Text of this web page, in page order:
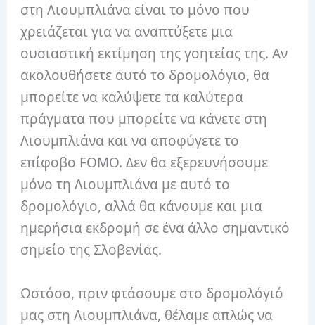
στη Λιουμπλιάνα είναι το μόνο που
χρειάζεται για να αναπτύξετε μια
ουσιαστική εκτίμηση της γοητείας της. Αν
ακολουθήσετε αυτό το δρομολόγιο, θα
μπορείτε να καλύψετε τα καλύτερα
πράγματα που μπορείτε να κάνετε στη
Λιουμπλιάνα και να αποφύγετε το
επίφοβο FOMO. Δεν θα εξερευνήσουμε
μόνο τη Λιουμπλιάνα με αυτό το
δρομολόγιο, αλλά θα κάνουμε και μια
ημερήσια εκδρομή σε ένα άλλο σημαντικό
σημείο της Σλοβενίας.
Ωστόσο, πριν φτάσουμε στο δρομολόγιό
μας στη Λιουμπλιάνα, θέλαμε απλώς να